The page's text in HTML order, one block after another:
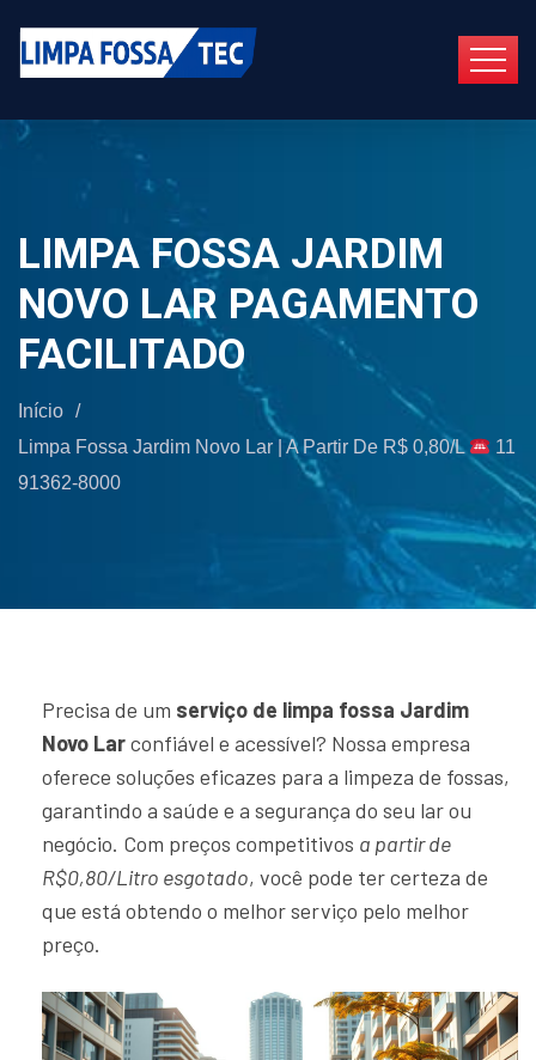
LIMPA FOSSA JARDIM
NOVO LAR PAGAMENTO
FACILITADO
Início /
Limpa Fossa Jardim Novo Lar | A Partir De R$ 0,80/L
11
91362-8000
Precisa de um serviço de limpa fossa Jardim
Novo Larconfiável e acessível? Nossa empresa
oferece soluções eficazes para a limpeza de fossas,
garantindo a saúde e a segurança do seu lar ou
negócio. Com preços competitivos a partir de
R$0,80/Litro esgotado, você pode ter certeza de
que está obtendo o melhor serviço pelo melhor
preço.